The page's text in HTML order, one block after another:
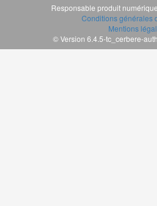
Responsable produit numérique
Conditions générales
Mentions
© Version 6.4.5-tc_cerbere-